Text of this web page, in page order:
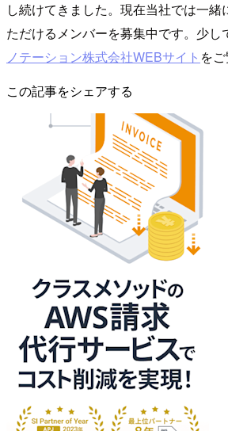
し続けてきました。現在当社では一
ただけるメンバーを募集中です。少し
ノテーション株式会社WEBサイト を
この記事をシェアする